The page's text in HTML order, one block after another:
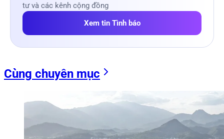
tư và các kênh cộng đồng
Xem tin Tình báo
Cùng chuyên mục